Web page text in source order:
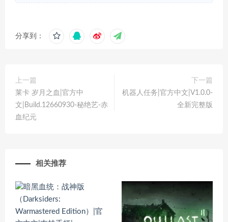
分享到：
上一篇
莱卡 岁月之血|官方中
文|Build.12660930-秘绝艺-赤
血纪元
下一篇
机器人任务|官方中文|V1.0.0-
全新完整版
相关推荐